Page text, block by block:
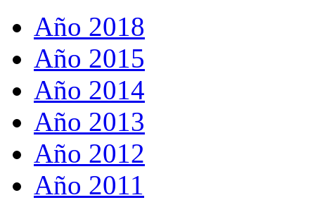
Año 2018
Año 2015
Año 2014
Año 2013
Año 2012
Año 2011